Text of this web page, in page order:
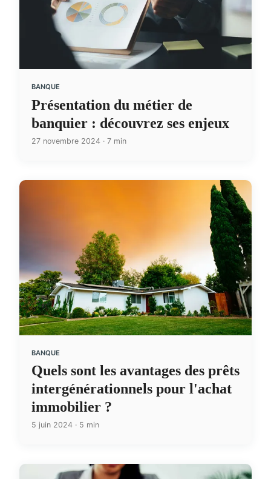
BANQUE
Présentation du métier de
banquier : découvrez ses enjeux
27 novembre 2024 · 7 min
BANQUE
Quels sont les avantages des prêts
intergénérationnels pour l'achat
immobilier ?
5 juin 2024 · 5 min